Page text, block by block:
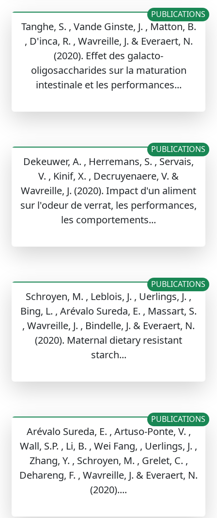
Tanghe, S. , Vande Ginste, J. , Matton, B.
, D'inca, R. , Wavreille, J. & Everaert, N.
(2020). Effet des galacto-
oligosaccharides sur la maturation
intestinale et les performances...
PUBLICATIONS
Dekeuwer, A. , Herremans, S. , Servais,
V. , Kinif, X. , Decruyenaere, V. &
Wavreille, J. (2020). Impact d'un aliment
sur l'odeur de verrat, les performances,
les comportements...
PUBLICATIONS
Schroyen, M. , Leblois, J. , Uerlings, J. ,
Bing, L. , Arévalo Sureda, E. , Massart, S.
, Wavreille, J. , Bindelle, J. & Everaert, N.
(2020). Maternal dietary resistant
starch...
PUBLICATIONS
Arévalo Sureda, E. , Artuso-Ponte, V. ,
Wall, S.P. , Li, B. , Wei Fang, , Uerlings, J. ,
Zhang, Y. , Schroyen, M. , Grelet, C. ,
Dehareng, F. , Wavreille, J. & Everaert, N.
(2020)....
PUBLICATIONS